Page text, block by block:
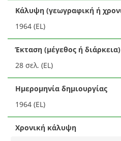
Κάλυψη (γεωγραφική ή
1964 (EL)
Έκταση (μέγεθος ή διάρκεια)
28 σελ. (EL)
Ημερομηνία δημιουργίας
1964 (EL)
Χρονική κάλυψη